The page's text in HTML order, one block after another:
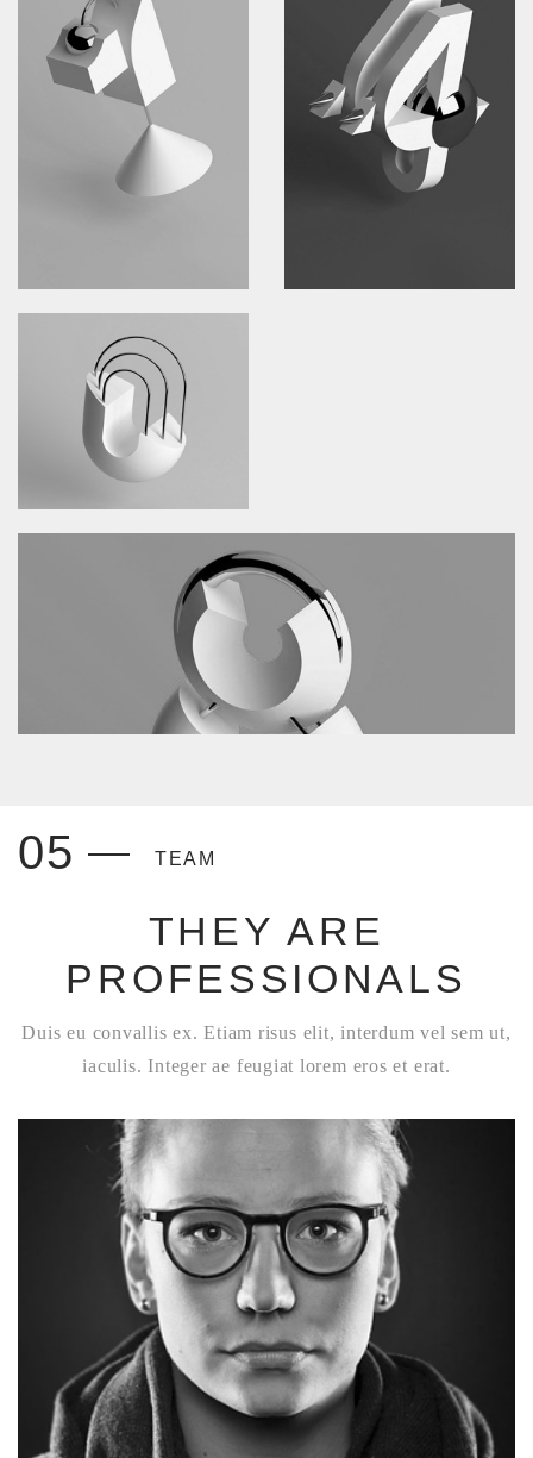
05 TEAM
THEY ARE
PROFESSIONALS
Duis eu convallis ex. Etiam risus elit, interdum vel sem ut,
iaculis. Integer ae feugiat lorem eros et erat.